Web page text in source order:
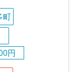
町
円